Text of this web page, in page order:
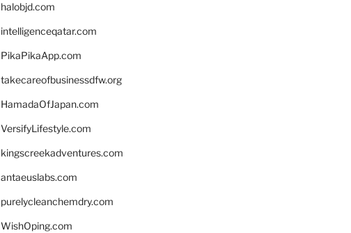
halobjd.com
intelligenceqatar.com
PikaPikaApp.com
takecareofbusinessdfw.org
HamadaOfJapan.com
VersifyLifestyle.com
kingscreekadventures.com
antaeuslabs.com
purelycleanchemdry.com
WishOping.com